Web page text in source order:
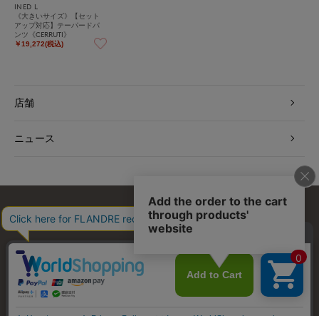
INED L
《大きいサイズ》【セット
アップ対応】テーパードパ
ンツ《CERRUTI》
￥19,272(税込)
店舗
ニュース
お問い合わせ 利用規約 会社概要 プライバシーポリシー
特定商取引・古物営業法に基づく表示 店舗リスト